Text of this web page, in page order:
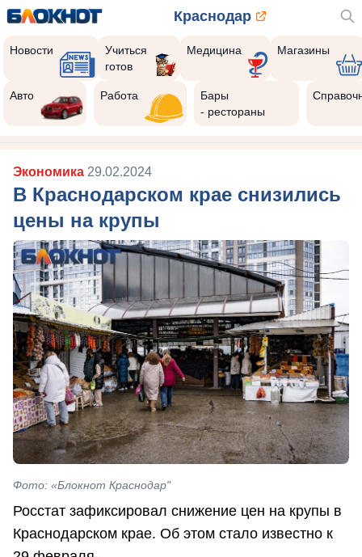
Краснодар
Новости
Учиться
готов
Медицина Магазины
Авто Работа
Бары
- рестораны
Экономика 29.02.2024
В Краснодарском крае снизились
цены на крупы
Фото: «Блокнот Краснодар"
Росстат зафиксировал снижение цен на крупы в
Краснодарском крае. Об этом стало известно к